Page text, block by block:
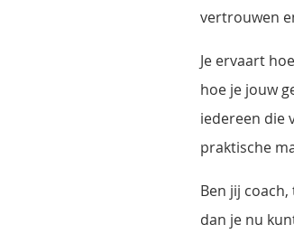
vertrouwen
Je ervaart
hoe je jouw
iedereen die
praktische
Ben jij
dan je nu